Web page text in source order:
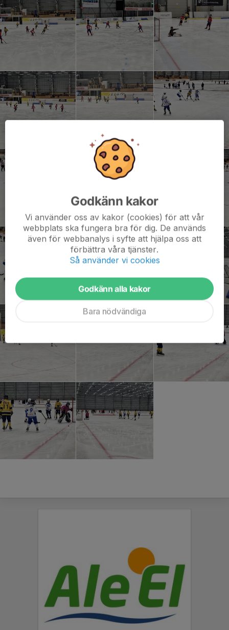
Godkänn kakor
Vi använder oss av kakor (cookies) för att vår
webbplats ska fungera bra för dig. De används
även för webbanalys i syfte att hjälpa oss att
förbättra våra tjänster.
Så använder vi cookies
Godkänn alla kakor
Bara nödvändiga